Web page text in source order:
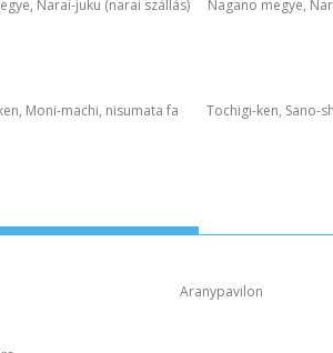
Narai-juku (narai szállás) Nagano megye,
Moni-machi, nisumata fa Tochigi-ken, Sano-
Aranypavilon